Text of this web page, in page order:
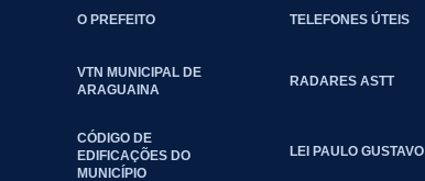
O PREFEITO TELEFONES ÚTEIS
VTN MUNICIPAL DE
ARAGUAINA
RADARES ASTT
CÓDIGO DE
EDIFICAÇÕES DO
MUNICÍPIO
LEI PAULO GUSTAVO